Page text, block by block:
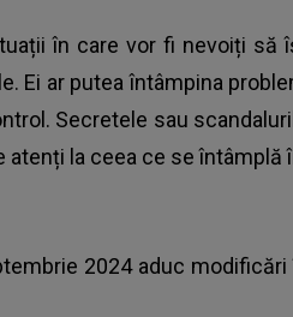
în care vor fi nevoiți să
Ei ar putea întâmpina
Secretele sau
la ceea ce se întâmplă
2024 aduc